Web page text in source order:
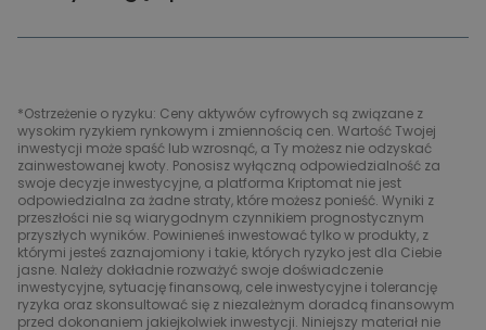
*Ostrzeżenie o ryzyku: Ceny aktywów cyfrowych są związane z
wysokim ryzykiem rynkowym i zmiennością cen. Wartość Twojej
inwestycji może spaść lub wzrosnąć, a Ty możesz nie odzyskać
zainwestowanej kwoty. Ponosisz wyłączną odpowiedzialność za
swoje decyzje inwestycyjne, a platforma Kriptomat nie jest
odpowiedzialna za żadne straty, które możesz ponieść. Wyniki z
przeszłości nie są wiarygodnym czynnikiem prognostycznym
przyszłych wyników. Powinieneś inwestować tylko w produkty, z
którymi jesteś zaznajomiony i takie, których ryzyko jest dla Ciebie
jasne. Należy dokładnie rozważyć swoje doświadczenie
inwestycyjne, sytuację finansową, cele inwestycyjne i tolerancję
ryzyka oraz skonsultować się z niezależnym doradcą finansowym
przed dokonaniem jakiejkolwiek inwestycji. Niniejszy materiał nie